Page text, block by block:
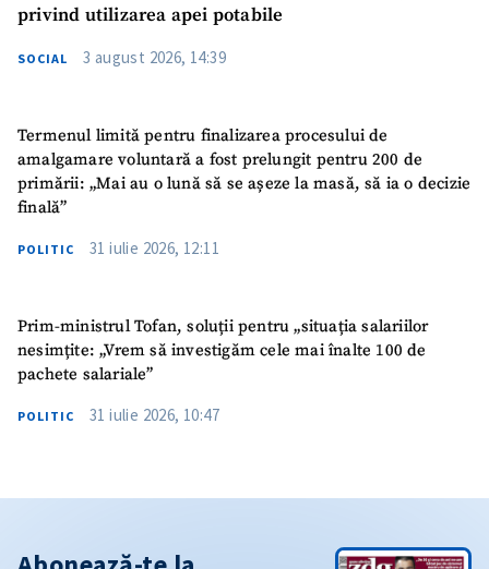
privind utilizarea apei potabile
SOCIAL 3 august 2026, 14:39
Termenul limită pentru finalizarea procesului de
amalgamare voluntară a fost prelungit pentru 200 de
primării: „Mai au o lună să se așeze la masă, să ia o decizie
finală”
POLITIC 31 iulie 2026, 12:11
Prim-ministrul Tofan, soluții pentru „situația salariilor
nesimțite: „Vrem să investigăm cele mai înalte 100 de
pachete salariale”
POLITIC 31 iulie 2026, 10:47